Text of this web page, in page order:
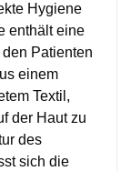
Hygiene
enthält eine
Patienten
einem
Textil,
der Haut zu
des
sich die